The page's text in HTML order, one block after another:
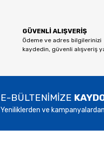
Ürün açıklamasında eksik bilgiler
Ürün bilgilerinde hatalar
GÜVENLİ ALIŞVERİŞ
Ödeme ve adres bilgilerinizi
kaydedin, güvenli alışveriş
E-BÜLTENİMİZE
Yeniliklerden ve